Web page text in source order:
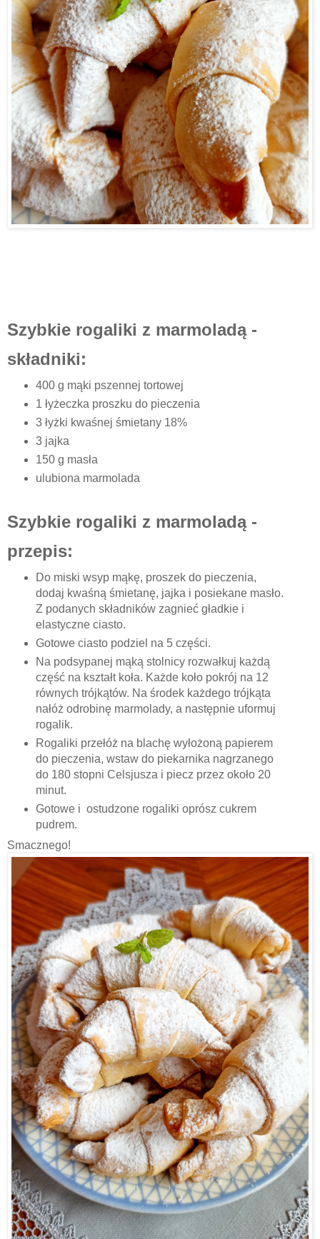
Szybkie rogaliki z marmoladą -
składniki:
400 g mąki pszennej tortowej
1 łyżeczka proszku do pieczenia
3 łyżki kwaśnej śmietany 18%
3 jajka
150 g masła
ulubiona marmolada
Szybkie rogaliki z marmoladą -
przepis:
Do miski wsyp mąkę, proszek do pieczenia,
dodaj kwaśną śmietanę, jajka i posiekane masło.
Z podanych składników zagnieć gładkie i
elastyczne ciasto.
Gotowe ciasto podziel na 5 części.
Na podsypanej mąką stolnicy rozwałkuj każdą
część na kształt koła. Każde koło pokrój na 12
równych trójkątów. Na środek każdego trójkąta
nałóż odrobinę marmolady, a następnie uformuj
rogalik.
Rogaliki przełóż na blachę wyłożoną papierem
do pieczenia, wstaw do piekarnika nagrzanego
do 180 stopni Celsjusza i piecz przez około 20
minut.
Gotowe i ostudzone rogaliki oprósz cukrem
pudrem.
Smacznego!